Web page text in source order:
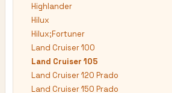
Highlander
Hilux
Hilux;Fortuner
Land Cruiser 100
Land Cruiser 105
Land Cruiser 120 Prado
Land Cruiser 150 Prado